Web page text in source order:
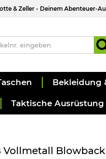
& Zeller - Deinem Abenteuer-
Bekleidung
Taktische Ausrüstung